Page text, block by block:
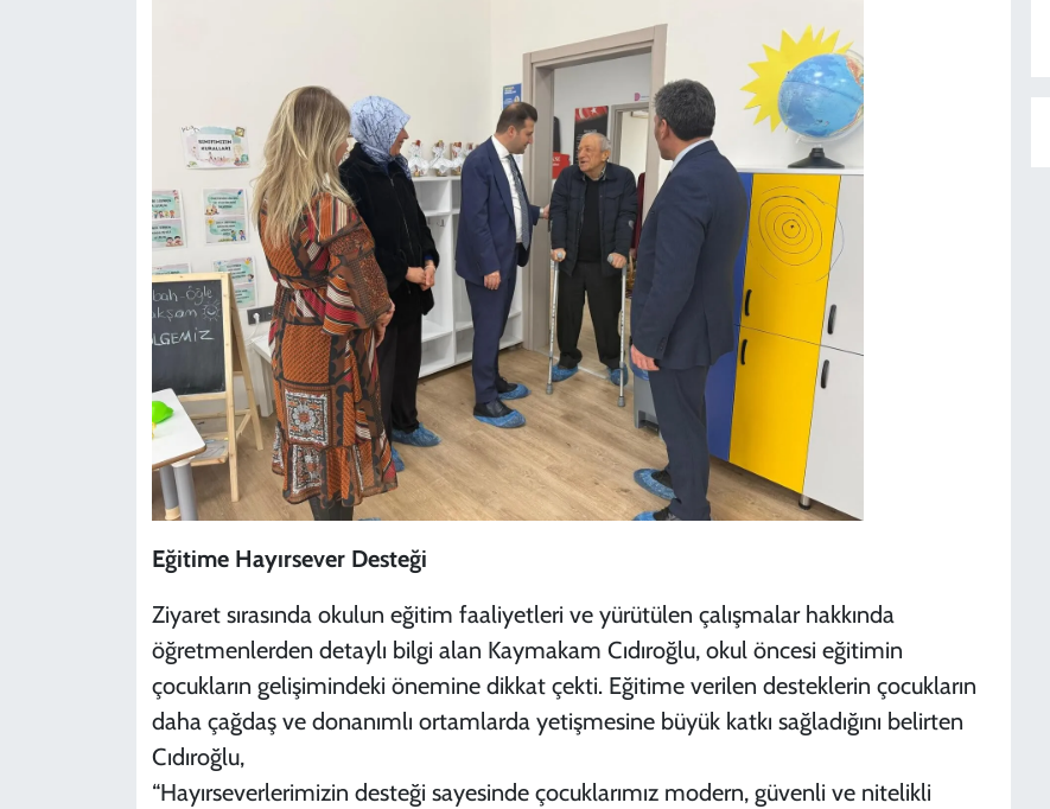
Eğitime Hayırsever Desteği
Ziyaret sırasında okulun eğitim faaliyetleri ve yürütülen çalışmalar hakkında
öğretmenlerden detaylı bilgi alan Kaymakam Cıdıroğlu, okul öncesi eğitimin
çocukların gelişimindeki önemine dikkat çekti. Eğitime verilen desteklerin çocukların
daha çağdaş ve donanımlı ortamlarda yetişmesine büyük katkı sağladığını belirten
Cıdıroğlu,
“Hayırseverlerimizin desteği sayesinde çocuklarımız modern, güvenli ve nitelikli